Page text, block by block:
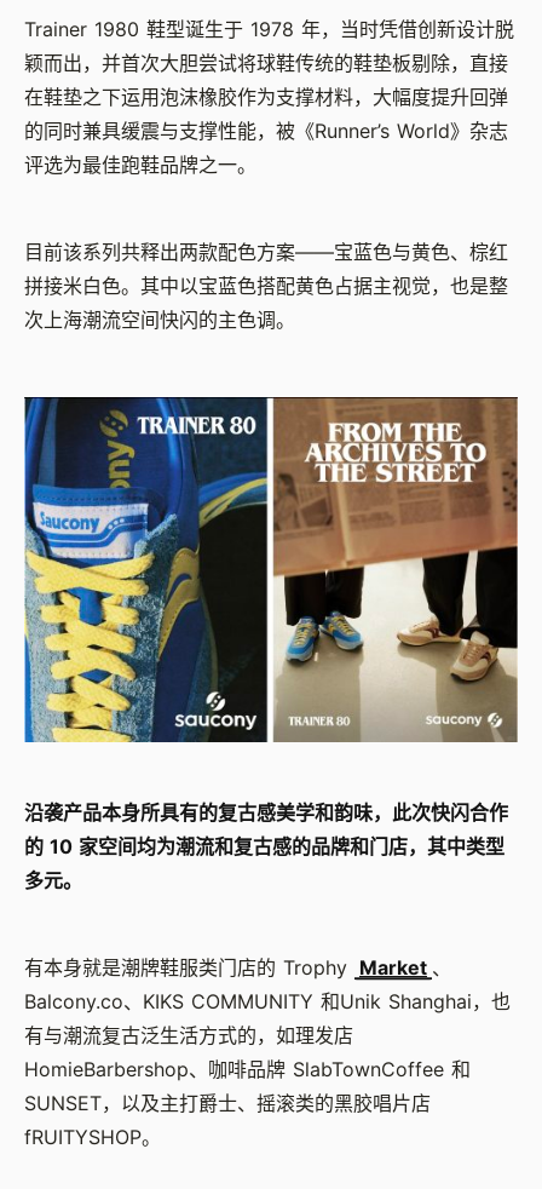
Trainer 1980 鞋型诞生于 1978 年，当时凭借创新设计脱
颖而出，并首次大胆尝试将球鞋传统的鞋垫板剔除，直接
在鞋垫之下运用泡沫橡胶作为支撑材料，大幅度提升回弹
的同时兼具缓震与支撑性能，被《Runner’s World》杂志
评选为最佳跑鞋品牌之一。
目前该系列共释出两款配色方案——宝蓝色与黄色、棕红
拼接米白色。其中以宝蓝色搭配黄色占据主视觉，也是整
次上海潮流空间快闪的主色调。
沿袭产品本身所具有的复古感美学和韵味，此次快闪合作
的 10 家空间均为潮流和复古感的品牌和门店，其中类型
多元。
有本身就是潮牌鞋服类门店的 Trophy Market 、
Balcony.co、KIKS COMMUNITY 和Unik Shanghai，也
有与潮流复古泛生活方式的，如理发店
HomieBarbershop、咖啡品牌 SlabTownCoffee 和
SUNSET，以及主打爵士、摇滚类的黑胶唱片店
fRUITYSHOP。